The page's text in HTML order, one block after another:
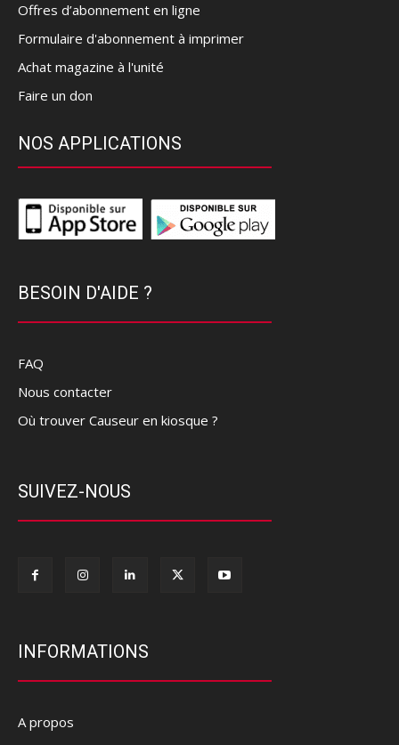
Offres d’abonnement en ligne
Formulaire d'abonnement à imprimer
Achat magazine à l'unité
Faire un don
NOS APPLICATIONS
BESOIN D'AIDE ?
FAQ
Nous contacter
Où trouver Causeur en kiosque ?
SUIVEZ-NOUS
INFORMATIONS
A propos